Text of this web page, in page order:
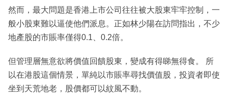
然而，最大問題是香港上市公司往往被大股東牢牢控制，一
般小股東難以逼使他們派息。正如林少陽在訪問指出，不少
地產股的市賬率僅得0.1、0.2倍。
但管理層無意欲將價值回饋股東，變成有得睇無得食。 所
以在港股這個情景，單純以市賬率尋找價值股，投資者即使
坐到天荒地老，股價都可以紋風不動。